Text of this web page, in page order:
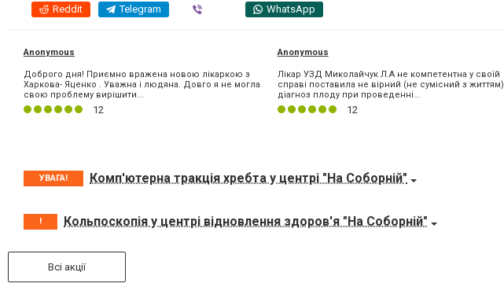
Reddit Telegram WhatsApp
Anonymous
Доброго дня! Приємно вражена новою лікаркою з
Харкова- Яценко . Уважна і людяна. Довго я не могла
свою проблему вирішити...
12
Anonymous
Лікар УЗД Миколайчук Л.А не компетентна у своїй
справі поставила не вірний (не сумісний з життям)
діагноз плоду при проведенні...
12
УВАГА! Комп'ютерна тракція хребта у центрі "На Соборній"
! Кольпоскопія у центрі відновлення здоров'я "На Соборній"
Всі акції